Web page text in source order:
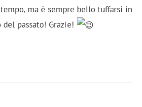
tempo, ma è sempre bello tuffarsi in
passato! Grazie!